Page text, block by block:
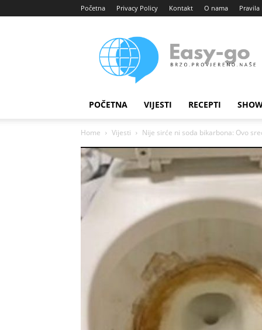
Početna Privacy Policy Kontakt O nama
portal
POČETNA VIJESTI RECEPTI
Home Vijesti Nije sirće ni soda bikarbona: Ovo